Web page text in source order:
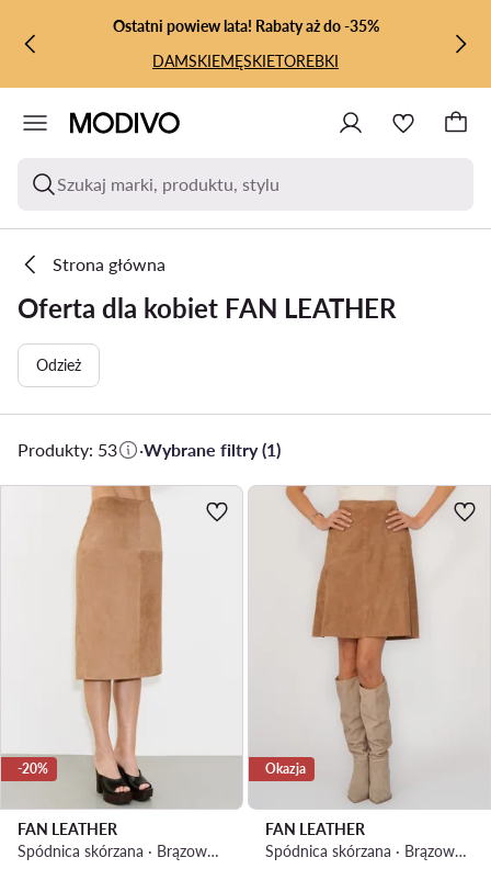
PRZEJDŹ DO GŁÓWNEJ ZAWARTOŚCI
PRZEJDŹ DO WYSZUKIWANIA
Ostatni powiew lata! Rabaty aż do -35%
DAMSKIEMĘSKIETOREBKI
Szukaj marki, produktu, stylu
Strona główna
Oferta dla kobiet FAN LEATHER
Odzież
Produkty: 53 ·Wybrane filtry (1)
-20%
FAN LEATHER
Spódnica skórzana · Brązowy jasny
Okazja
FAN LEATHER
Spódnica skórzana · Brązowy jasny · Mini